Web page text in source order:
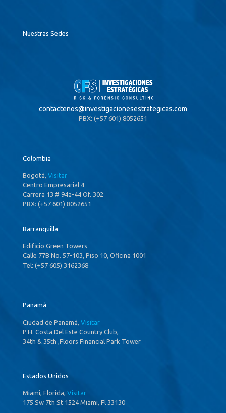
Nuestras Sedes
contactenos@investigacionesestrategicas.com
PBX: (+57 601) 8052651
Colombia
Bogotá, Visitar
Centro Empresarial 4
Carrera 13 # 94a-44 Of. 302
PBX: (+57 601) 8052651
Barranquilla
Edificio Green Towers
Calle 77B No. 57-103, Piso 10, Oficina 1001
Tel: (+57 605) 3162368
Panamá
Ciudad de Panamá, Visitar
P.H. Costa Del Este Country Club,
34th & 35th ,Floors Financial Park Tower
Estados Unidos
Miami, Florida, Visitar
175 Sw 7th St 1524 Miami, Fl 33130